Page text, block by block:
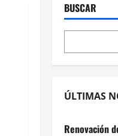
BUSCAR
ÚLTIMAS
Renovación